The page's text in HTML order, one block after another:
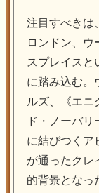
注目すべきは
ロンドン、ウ
スプレイスと
に踏み込む。
ルズ、《エニ
ド・ノーバリ
に結びつくア
が通ったクレ
的背景とな